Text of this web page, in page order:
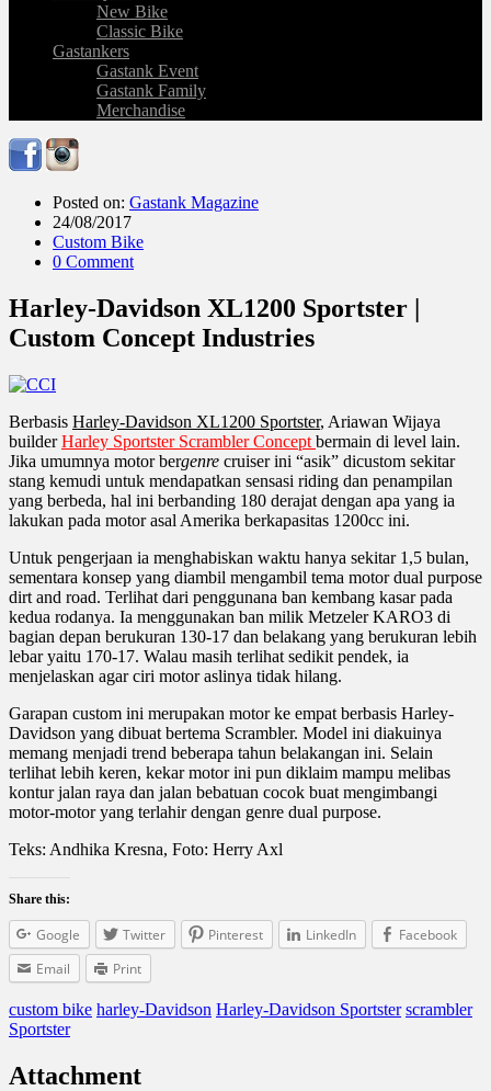
New Bike
Classic Bike
Gastankers
Gastank Event
Gastank Family
Merchandise
Posted on: Gastank Magazine
24/08/2017
Custom Bike
0 Comment
Harley-Davidson XL1200 Sportster |
Custom Concept Industries
Berbasis Harley-Davidson XL1200 Sportster, Ariawan Wijaya
builderHarley Sportster Scrambler Concept bermain di level lain.
Jika umumnya motor bergenre cruiser ini “asik” dicustom sekitar
stang kemudi untuk mendapatkan sensasi riding dan penampilan
yang berbeda, hal ini berbanding 180 derajat dengan apa yang ia
lakukan pada motor asal Amerika berkapasitas 1200cc ini.
Untuk pengerjaan ia menghabiskan waktu hanya sekitar 1,5 bulan,
sementara konsep yang diambil mengambil tema motor dual purpose
dirt and road. Terlihat dari penggunana ban kembang kasar pada
kedua rodanya. Ia menggunakan ban milik Metzeler KARO3 di
bagian depan berukuran 130-17 dan belakang yang berukuran lebih
lebar yaitu 170-17. Walau masih terlihat sedikit pendek, ia
menjelaskan agar ciri motor aslinya tidak hilang.
Garapan custom ini merupakan motor ke empat berbasis Harley-
Davidson yang dibuat bertema Scrambler. Model ini diakuinya
memang menjadi trend beberapa tahun belakangan ini. Selain
terlihat lebih keren, kekar motor ini pun diklaim mampu melibas
kontur jalan raya dan jalan bebatuan cocok buat mengimbangi
motor-motor yang terlahir dengan genre dual purpose.
Teks: Andhika Kresna, Foto: Herry Axl
Share this:
Google Twitter Pinterest LinkedIn
Facebook
Email
Print
custom bike harley-Davidson Harley-Davidson Sportster scrambler
Sportster
Attachment